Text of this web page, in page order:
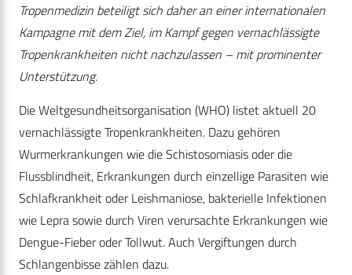
Tropenmedizin beteiligt sich daher an einer internationalen
Kampagne mit dem Ziel, im Kampf gegen vernachlässigte
Tropenkrankheiten nicht nachzulassen – mit prominenter
Unterstützung.
Die Weltgesundheitsorganisation (WHO) listet aktuell 20
vernachlässigte Tropenkrankheiten. Dazu gehören
Wurmerkrankungen wie die Schistosomiasis oder die
Flussblindheit, Erkrankungen durch einzellige Parasiten wie
Schlafkrankheit oder Leishmaniose, bakterielle Infektionen
wie Lepra sowie durch Viren verursachte Erkrankungen wie
Dengue-Fieber oder Tollwut. Auch Vergiftungen durch
Schlangenbisse zählen dazu.